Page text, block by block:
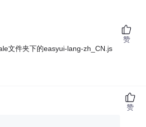
文件夹下的easyui-lang-zh_CN.js
赞
赞